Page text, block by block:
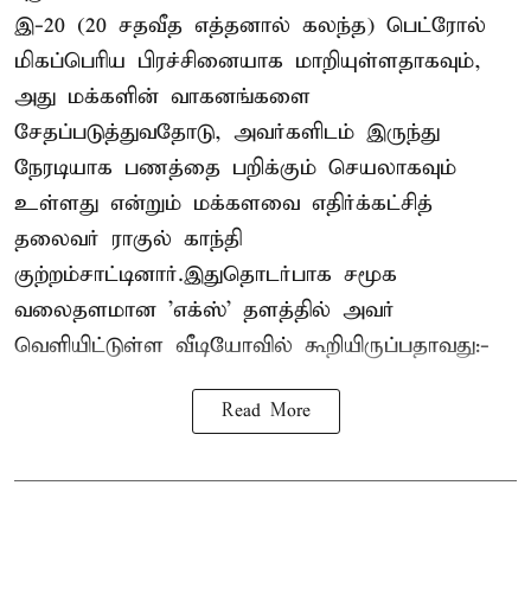
இ-20 (20 சதவீத எத்தனால் கலந்த) பெட்ரோல்
மிகப்பெரிய பிரச்சினையாக மாறியுள்ளதாகவும்,
அது மக்களின் வாகனங்களை
சேதப்படுத்துவதோடு, அவர்களிடம் இருந்து
நேரடியாக பணத்தை பறிக்கும் செயலாகவும்
உள்ளது என்றும் மக்களவை எதிர்க்கட்சித்
தலைவர் ராகுல் காந்தி
குற்றம்சாட்டினார்.இதுதொடர்பாக சமூக
வலைதளமான 'எக்ஸ்' தளத்தில் அவர்
வெளியிட்டுள்ள வீடியோவில் கூறியிருப்பதாவது:-
Read More